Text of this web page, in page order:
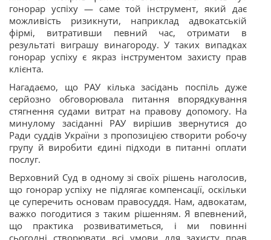
гонорар успіху — саме той інструмент, який дає
можливість ризикнути, наприклад адвокатській
фірмі, витративши певний час, отримати в
результаті виграшу винагороду. У таких випадках
гонорар успіху є якраз інструментом захисту прав
клієнта.
Нагадаємо, що РАУ кілька засідань поспіль дуже
серйозно обговорювала питання впорядкування
стягнення судами витрат на правову допомогу. На
минулому засіданні РАУ вирішив звернутися до
Ради суддів України з пропозицією створити робочу
групу й виробити єдині підходи в питанні оплати
послуг.
Верховний Суд в одному зі своїх рішень наголосив,
що гонорар успіху не підлягає компенсації, оскільки
це суперечить основам правосуддя. Нам, адвокатам,
важко погодитися з таким рішенням. Я впевнений,
що практика розвиватиметься, і ми повинні
сьогодні створювати всі умови для захисту прав